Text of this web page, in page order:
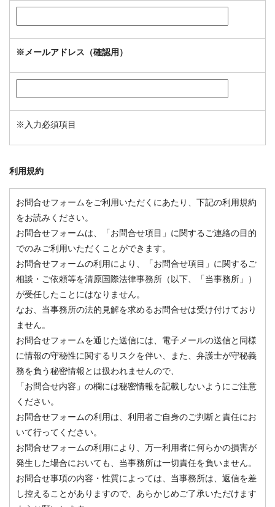
※ メールアドレス（確認用）
※ 入力必須項目
利用規約
お問合せフォームをご利用いただくにあたり、下記の利用規約
をお読みください。
お問合せフォームは、「お問合せ項目」に関するご連絡の目的
でのみご利用いただくことができます。
お問合せフォームの利用により、「お問合せ項目」に関するご
相談・ご依頼等を清原国際法律事務所（以下、「当事務所」）
が受任したことにはなりません。
なお、当事務所の法的見解を求めるお問合せは受け付けており
ません。
お問合せフォームを通じた送信には、電子メールの送信と同様
に情報の守秘性に関するリスクを伴い、また、弁護士が守秘義
務を負う秘密情報とは扱われませんので、
「お問合せ内容」の欄には秘密情報を記載しないようにご注意
ください。
お問合せフォームの利用は、利用者ご自身のご判断と責任にお
いて行ってください。
お問合せフォームの利用により、万一利用者に何らかの損害が
発生した場合においても、当事務所は一切責任を負いません。
お問合せ事項の内容・性質によっては、当事務所は、返信を差
し控えることがありますので、あらかじめご了承いただけます